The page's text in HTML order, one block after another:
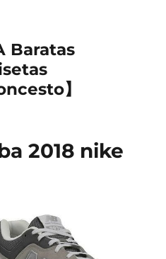
Baratas
】
2018 nike